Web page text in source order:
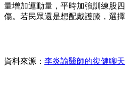
量增加運動量，平時加強訓練股
傷。若民眾還是想配戴護膝，選
資料來源： 李炎諭醫師的復健聊